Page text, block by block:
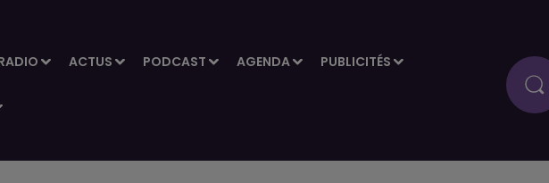
ACTUS PODCAST AGENDA PUBLICITÉS